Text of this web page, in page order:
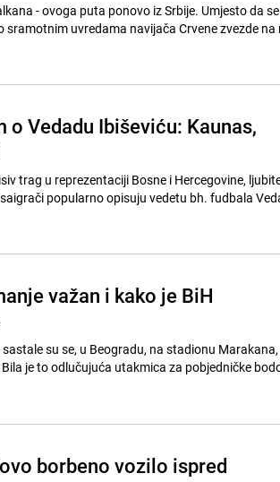
- ovoga puta ponovo iz Srbije. Umjesto da
uvredama navijača Crvene zvezde na
Vedadu Ibiševiću: Kaunas,
trag u reprezentaciji Bosne i Hercegovine,
popularno opisuju vedetu bh. fudbala
važan i kako je BiH
su se, u Beogradu, na stadionu
je to odlučujuća utakmica za pobjedničke
borbeno vozilo ispred